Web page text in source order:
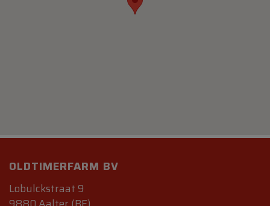
OLDTIMERFARM BV
Lobulckstraat 9